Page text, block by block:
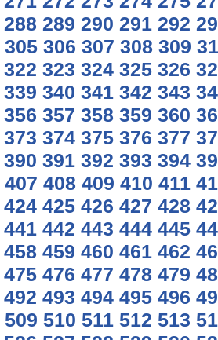
288 289 290 291 292
305 306 307 308 309
322 323 324 325 326
339 340 341 342 343
356 357 358 359 360
373 374 375 376 377
390 391 392 393 394
407 408 409 410 411
424 425 426 427 428
441 442 443 444 445
458 459 460 461 462
475 476 477 478 479
492 493 494 495 496
509 510 511 512 513